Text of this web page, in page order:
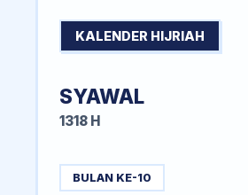
KALENDER HIJRIAH
SYAWAL
1318 H
BULAN KE-10